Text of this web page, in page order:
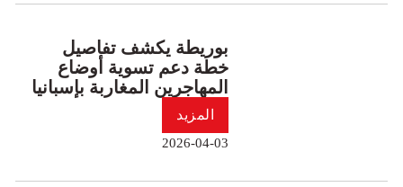
بوريطة يكشف تفاصيل
خطة دعم تسوية أوضاع
المهاجرين المغاربة بإسبانيا
المزيد
2026-04-03